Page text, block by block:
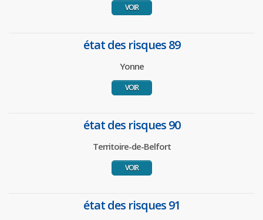
VOIR
état des risques 89
Yonne
VOIR
état des risques 90
Territoire-de-Belfort
VOIR
état des risques 91